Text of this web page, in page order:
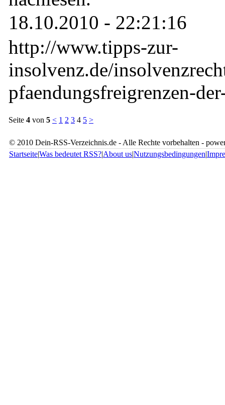
18.10.2010 - 22:21:16
http://www.tipps-zur-
insolvenz.de/
pfaendungsfreigrenzen-
Seite 4 von 5 < 1 2 3 4 5 >
© 2010 Dein-RSS-Verzeichnis.de - Alle Rechte vorbehalten -
Startseite|Was bedeutet RSS?|About us|Nutzungsbedingungen|